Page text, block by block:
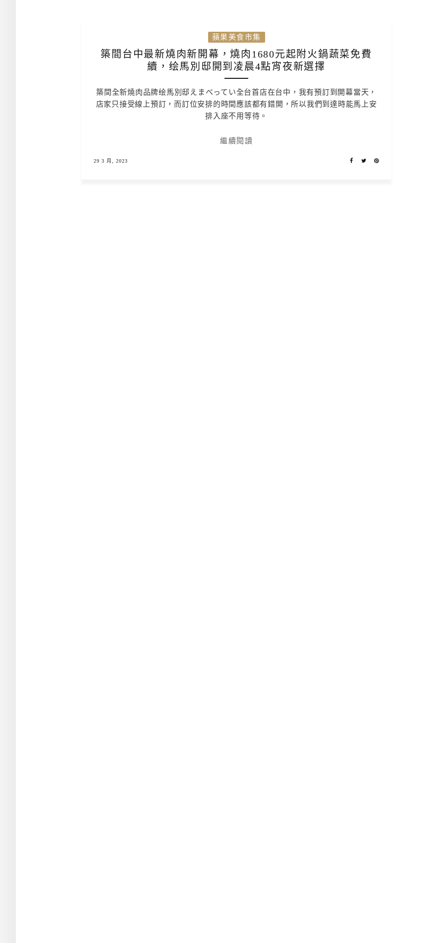
蘋果美食市集
築間台中最新燒肉新開幕，燒肉1680元起附火鍋蔬菜免費
續，绘馬別邸開到凌晨4點宵夜新選擇
築間全新燒肉品牌绘馬別邸えまべってい全台首店在台中，我有預訂到開幕當天，
店家只接受線上預訂，而訂位安排的時間應該都有錯開，所以我們到達時能馬上安
排入座不用等待。
繼續閱讀
29 3 月, 2023